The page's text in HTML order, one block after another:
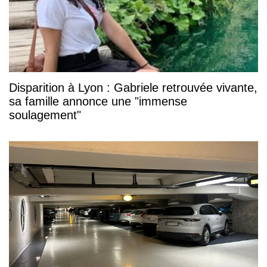
Disparition à Lyon : Gabriele retrouvée vivante,
sa famille annonce une "immense
soulagement"